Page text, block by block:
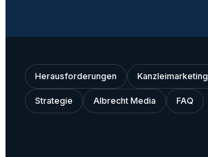
Herausforderungen Kanzleimarketing
Strategie Albrecht Media FAQ